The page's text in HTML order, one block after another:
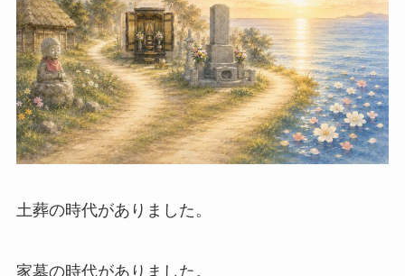
土葬の時代がありました。
家墓の時代がありました。